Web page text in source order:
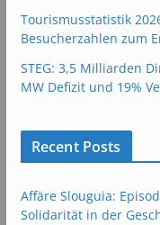
Tourismusstatistik
Besucherzahlen zum
STEG: 3,5 Milliarden
MW Defizit und 19%
Recent Posts
Affäre Slouguia:
Solidarität in der